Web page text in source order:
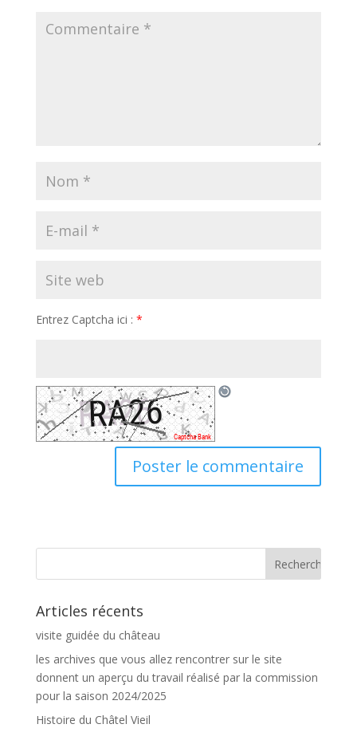
Entrez Captcha ici : *
Articles récents
visite guidée du château
les archives que vous allez rencontrer sur le site
donnent un aperçu du travail réalisé par la commission
pour la saison 2024/2025
Histoire du Châtel Vieil